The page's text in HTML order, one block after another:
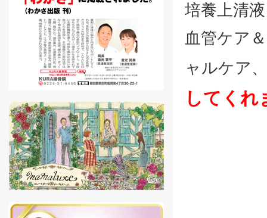
培養上清
血管ケア
ャルケア
してくれ